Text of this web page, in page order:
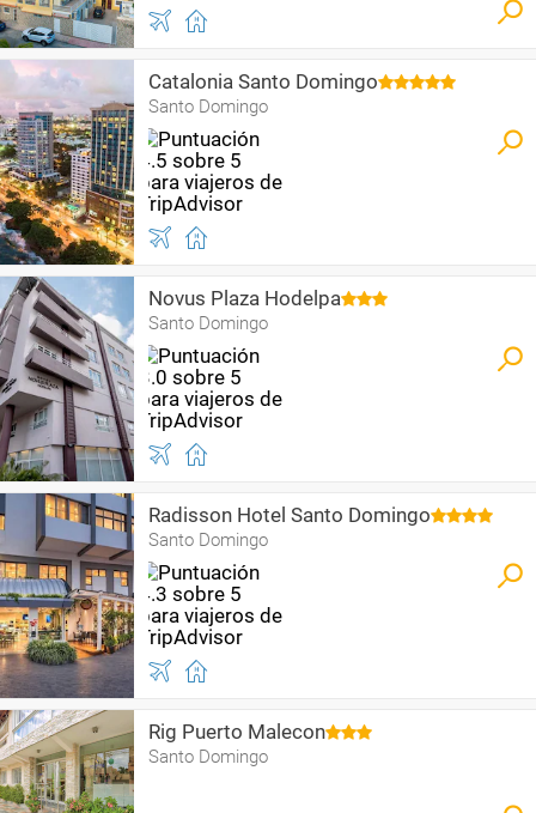
Catalonia Santo Domingo
Santo Domingo
Novus Plaza Hodelpa
Santo Domingo
Radisson Hotel Santo Domingo
Santo Domingo
Rig Puerto Malecon
Santo Domingo